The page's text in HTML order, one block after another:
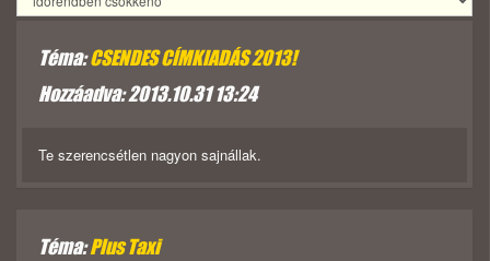
Téma:CSENDES CÍMKIADÁS 2013!
Hozzáadva: 2013.10.31 13:24
Te szerencsétlen nagyon sajnállak.
Téma:Plus Taxi